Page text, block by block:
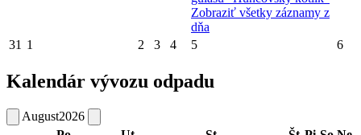
Zobraziť všetky záznamy z
dňa
31 1 2 3 4 5 6
Kalendár vývozu odpadu
August2026